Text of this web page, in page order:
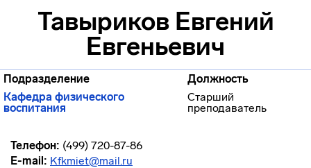
Тавыриков Евгений
Евгеньевич
Подразделение
Должность
Кафедра физического
воспитания
Старший
преподаватель
Телефон: (499) 720-87-86
E-mail: Kfkmiet@mail.ru